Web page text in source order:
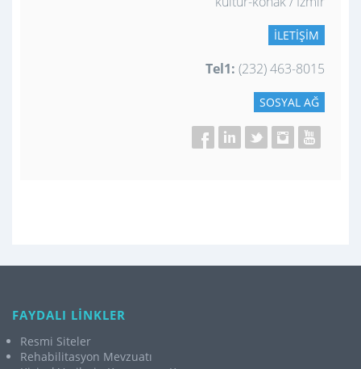
İLETIŞIM
Tel1: (232) 463-8015
SOSYAL AĞ
FAYDALI LİNKLER
Resmi Siteler
Rehabilitasyon Mevzuatı